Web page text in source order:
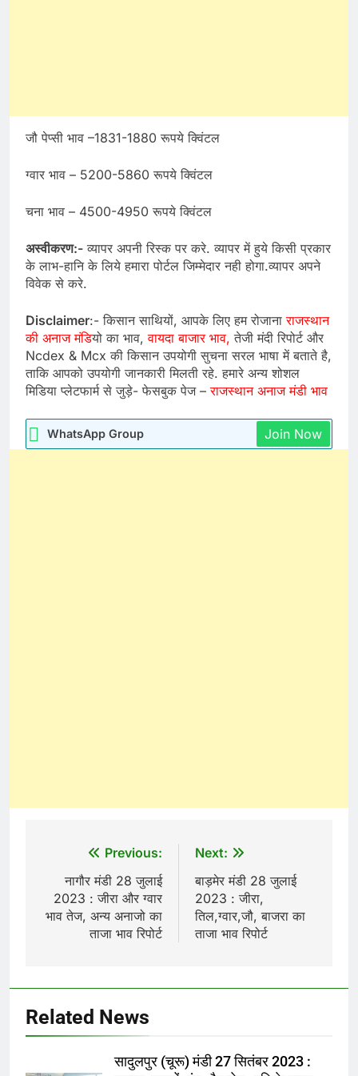
जौ पेप्सी भाव –1831-1880 रूपये क्विंटल
ग्वार भाव – 5200-5860 रूपये क्विंटल
चना भाव – 4500-4950 रूपये क्विंटल
अस्वीकरण:- व्यापर अपनी रिस्क पर करे. व्यापर में हुये किसी प्रकार
के लाभ-हानि के लिये हमारा पोर्टल जिम्मेदार नही होगा.व्यापर अपने
विवेक से करे.
Disclaimer:- किसान साथियों, आपके लिए हम रोजानाराजस्थान
की अनाज मंडियो का भाव, वायदा बाजार भाव, तेजी मंदी रिपोर्ट और
Ncdex & Mcx की किसान उपयोगी सुचना सरल भाषा में बताते है,
ताकि आपको उपयोगी जानकारी मिलती रहे. हमारे अन्य शोशल
मिडिया प्लेटफार्म से जुड़े- फेसबुक पेज –राजस्थान अनाज मंडी भाव
WhatsApp Group Join Now
navigation
Previous:
नागौर मंडी 28 जुलाई
2023 : जीरा और ग्वार
भाव तेज, अन्य अनाजो का
ताजा भाव रिपोर्ट
Next:
बाड़मेर मंडी 28 जुलाई
2023 : जीरा,
तिल,ग्वार,जौ, बाजरा का
ताजा भाव रिपोर्ट
Related News
सादुलपुर (चूरू) मंडी 27 सितंबर 2023 :